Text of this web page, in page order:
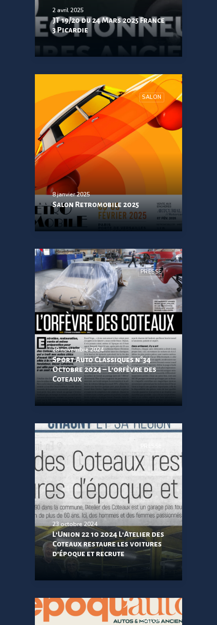
2 avril 2025
JT 19/20 du 24 Mars 2025 France
3 Picardie
SALON
8 janvier 2025
Salon Retromobile 2025
PRESSE
28 novembre 2024
Sport Auto Classiques n°34
Octobre 2024 – L’orfèvre des
Coteaux
23 octobre 2024
L’Union 22 10 2024 L’Atelier des
Coteaux restaure les voitures
d’époque et recrute
SALON